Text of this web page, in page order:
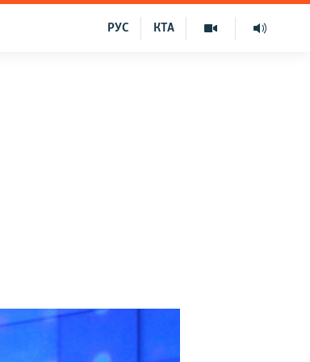
КТА
РУС